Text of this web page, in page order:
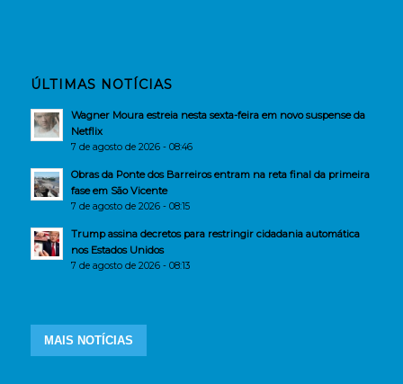
ÚLTIMAS NOTÍCIAS
Wagner Moura estreia nesta sexta-feira em novo suspense da
Netflix
7 de agosto de 2026 - 08:46
Obras da Ponte dos Barreiros entram na reta final da primeira
fase em São Vicente
7 de agosto de 2026 - 08:15
Trump assina decretos para restringir cidadania automática
nos Estados Unidos
7 de agosto de 2026 - 08:13
MAIS NOTÍCIAS